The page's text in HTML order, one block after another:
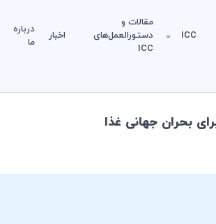
ICC
مقالات و
دستورالعمل‌های
ICC
اخبار
درباره
ما